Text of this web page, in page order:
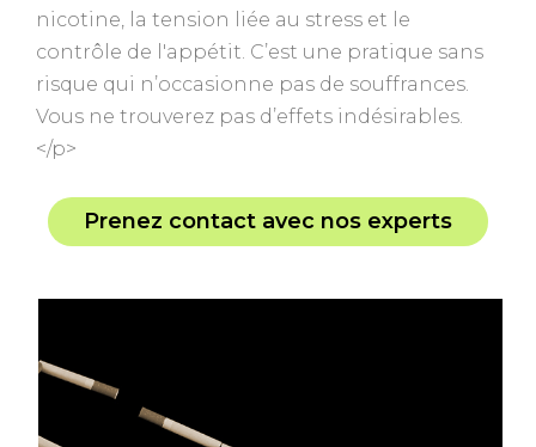
nicotine, la tension liée au stress et le
contrôle de l'appétit. C’est une pratique sans
risque qui n’occasionne pas de souffrances.
Vous ne trouverez pas d’effets indésirables.
</p>
Prenez contact avec nos experts